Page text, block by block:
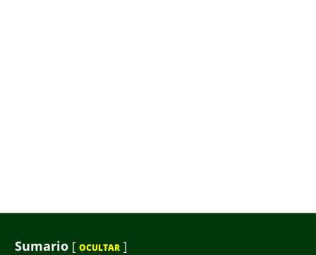
Sumario [ OCULTAR ]